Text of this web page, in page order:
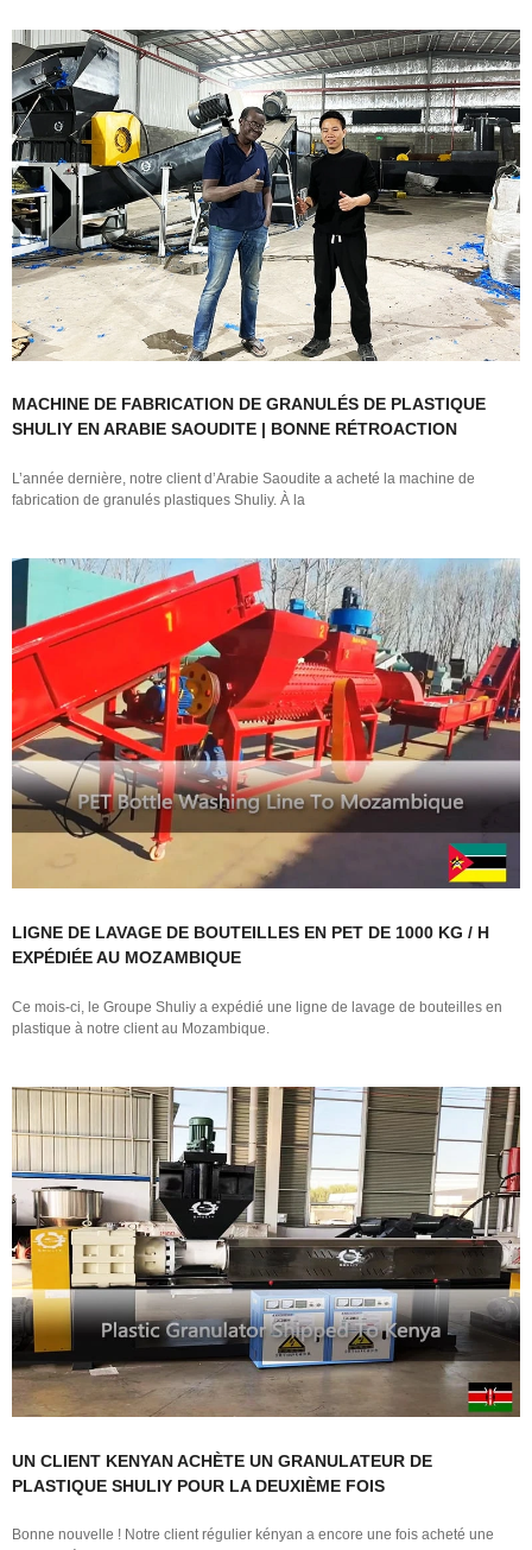
MACHINE DE FABRICATION DE GRANULÉS DE PLASTIQUE
SHULIY EN ARABIE SAOUDITE | BONNE RÉTROACTION
L’année dernière, notre client d’Arabie Saoudite a acheté la machine de
fabrication de granulés plastiques Shuliy. À la
LIGNE DE LAVAGE DE BOUTEILLES EN PET DE 1000 KG / H
EXPÉDIÉE AU MOZAMBIQUE
Ce mois-ci, le Groupe Shuliy a expédié une ligne de lavage de bouteilles en
plastique à notre client au Mozambique.
UN CLIENT KENYAN ACHÈTE UN GRANULATEUR DE
PLASTIQUE SHULIY POUR LA DEUXIÈME FOIS
Bonne nouvelle ! Notre client régulier kényan a encore une fois acheté une